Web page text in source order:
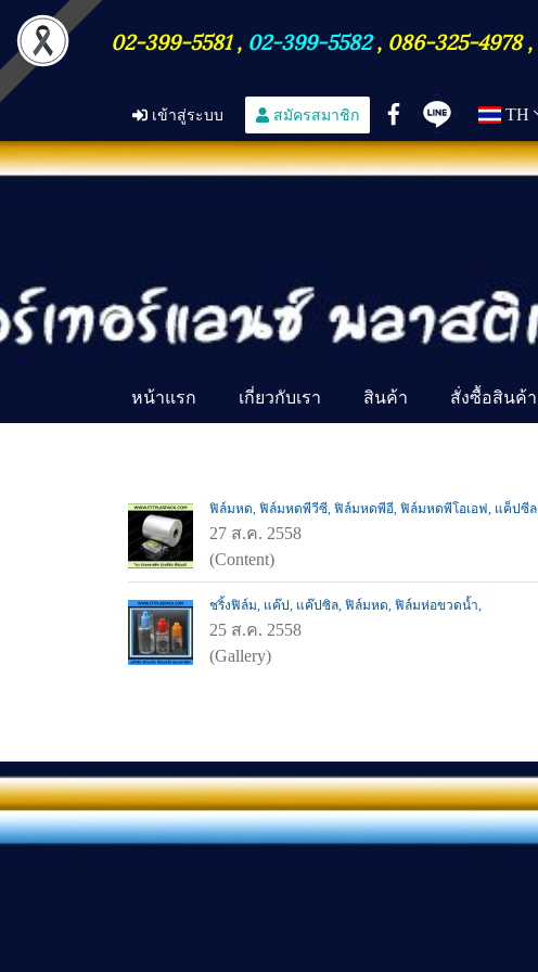
02-399-5581, 02-399-5582, 086-325-4978,
เข้าสู่ระบบ สมัครสมาชิก TH
หน้าแรก เกี่ยวกับเรา สินค้า สั่งซื้อสินค้า
ฟิล์มหด, ฟิล์มหดพีวีซี, ฟิล์มหดพีอี, ฟิล์มหดพีโอเอฟ, แค็ปซีล
27 ส.ค. 2558
(Content)
ชริ้งฟิล์ม, แค๊ป, แค๊ปซิล, ฟิล์มหด, ฟิล์มห่อขวดน้ำ,
25 ส.ค. 2558
(Gallery)